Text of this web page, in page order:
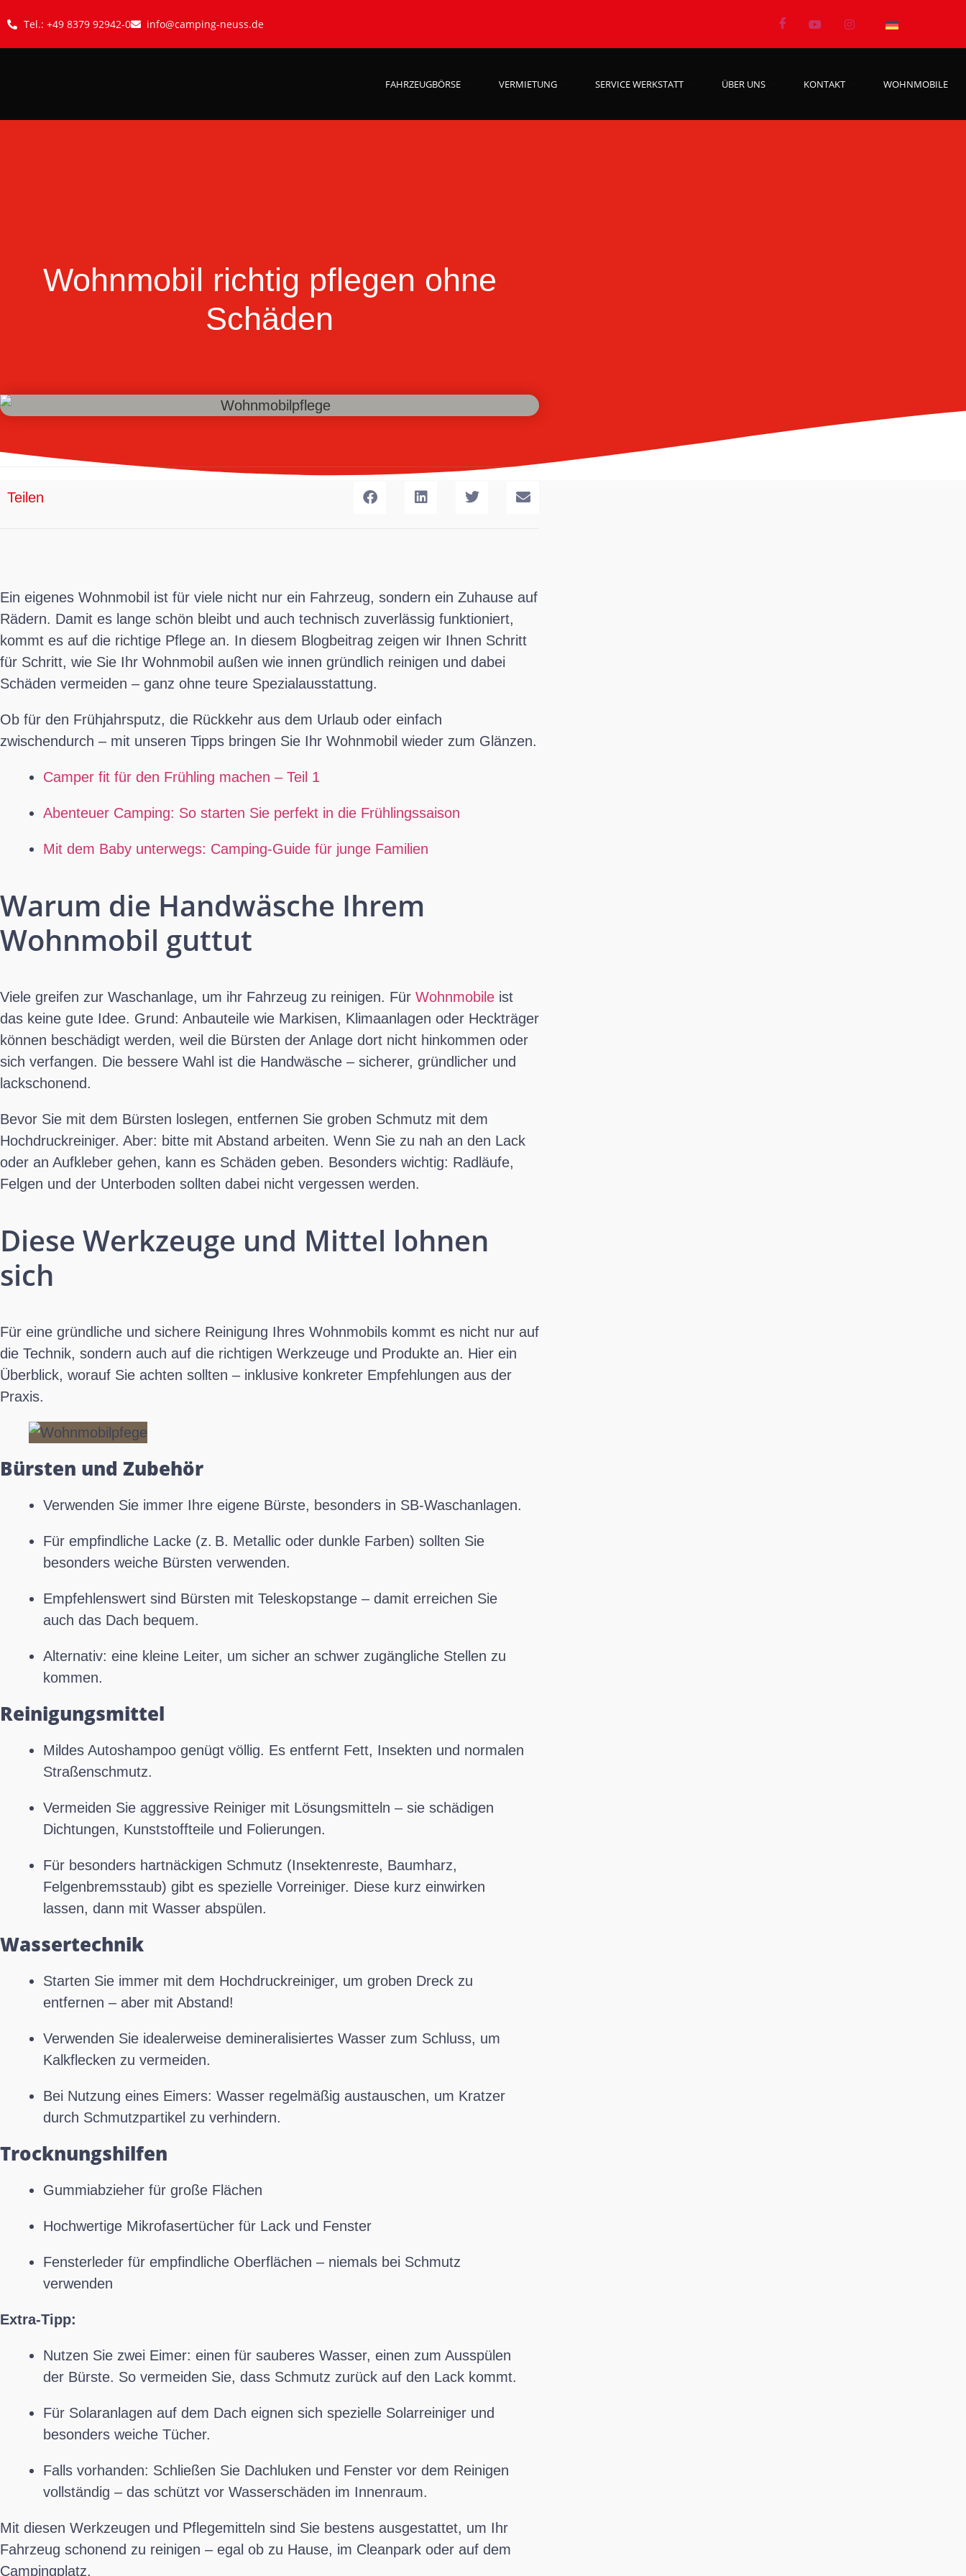
Tel.: +49 8379 92942-0 info@camping-neuss.de
FAHRZEUGBÖRSE VERMIETUNG SERVICE WERKSTATT ÜBER UNS KONTAKT WOHNMOBILE
Wohnmobil richtig pflegen ohne
Schäden
Teilen
Ein eigenes Wohnmobil ist für viele nicht nur ein Fahrzeug, sondern ein Zuhause auf
Rädern. Damit es lange schön bleibt und auch technisch zuverlässig funktioniert,
kommt es auf die richtige Pflege an. In diesem Blogbeitrag zeigen wir Ihnen Schritt
für Schritt, wie Sie Ihr Wohnmobil außen wie innen gründlich reinigen und dabei
Schäden vermeiden – ganz ohne teure Spezialausstattung.
Ob für den Frühjahrsputz, die Rückkehr aus dem Urlaub oder einfach
zwischendurch – mit unseren Tipps bringen Sie Ihr Wohnmobil wieder zum Glänzen.
Camper fit für den Frühling machen – Teil 1
Abenteuer Camping: So starten Sie perfekt in die Frühlingssaison
Mit dem Baby unterwegs: Camping-Guide für junge Familien
Warum die Handwäsche Ihrem
Wohnmobil guttut
Viele greifen zur Waschanlage, um ihr Fahrzeug zu reinigen. Für Wohnmobile ist
das keine gute Idee. Grund: Anbauteile wie Markisen, Klimaanlagen oder Heckträger
können beschädigt werden, weil die Bürsten der Anlage dort nicht hinkommen oder
sich verfangen. Die bessere Wahl ist die Handwäsche – sicherer, gründlicher und
lackschonend.
Bevor Sie mit dem Bürsten loslegen, entfernen Sie groben Schmutz mit dem
Hochdruckreiniger. Aber: bitte mit Abstand arbeiten. Wenn Sie zu nah an den Lack
oder an Aufkleber gehen, kann es Schäden geben. Besonders wichtig: Radläufe,
Felgen und der Unterboden sollten dabei nicht vergessen werden.
Diese Werkzeuge und Mittel lohnen
sich
Für eine gründliche und sichere Reinigung Ihres Wohnmobils kommt es nicht nur auf
die Technik, sondern auch auf die richtigen Werkzeuge und Produkte an. Hier ein
Überblick, worauf Sie achten sollten – inklusive konkreter Empfehlungen aus der
Praxis.
Bürsten und Zubehör
Verwenden Sie immer Ihre eigene Bürste, besonders in SB-Waschanlagen.
Für empfindliche Lacke (z. B. Metallic oder dunkle Farben) sollten Sie
besonders weiche Bürsten verwenden.
Empfehlenswert sind Bürsten mit Teleskopstange – damit erreichen Sie
auch das Dach bequem.
Alternativ: eine kleine Leiter, um sicher an schwer zugängliche Stellen zu
kommen.
Reinigungsmittel
Mildes Autoshampoo genügt völlig. Es entfernt Fett, Insekten und normalen
Straßenschmutz.
Vermeiden Sie aggressive Reiniger mit Lösungsmitteln – sie schädigen
Dichtungen, Kunststoffteile und Folierungen.
Für besonders hartnäckigen Schmutz (Insektenreste, Baumharz,
Felgenbremsstaub) gibt es spezielle Vorreiniger. Diese kurz einwirken
lassen, dann mit Wasser abspülen.
Wassertechnik
Starten Sie immer mit dem Hochdruckreiniger, um groben Dreck zu
entfernen – aber mit Abstand!
Verwenden Sie idealerweise demineralisiertes Wasser zum Schluss, um
Kalkflecken zu vermeiden.
Bei Nutzung eines Eimers: Wasser regelmäßig austauschen, um Kratzer
durch Schmutzpartikel zu verhindern.
Trocknungshilfen
Gummiabzieher für große Flächen
Hochwertige Mikrofasertücher für Lack und Fenster
Fensterleder für empfindliche Oberflächen – niemals bei Schmutz
verwenden
Extra-Tipp:
Nutzen Sie zwei Eimer: einen für sauberes Wasser, einen zum Ausspülen
der Bürste. So vermeiden Sie, dass Schmutz zurück auf den Lack kommt.
Für Solaranlagen auf dem Dach eignen sich spezielle Solarreiniger und
besonders weiche Tücher.
Falls vorhanden: Schließen Sie Dachluken und Fenster vor dem Reinigen
vollständig – das schützt vor Wasserschäden im Innenraum.
Mit diesen Werkzeugen und Pflegemitteln sind Sie bestens ausgestattet, um Ihr
Fahrzeug schonend zu reinigen – egal ob zu Hause, im Cleanpark oder auf dem
Campingplatz.